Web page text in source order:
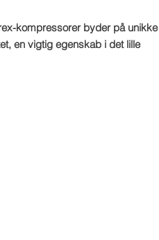
kompressorer byder på unikke
en vigtig egenskab i det lille